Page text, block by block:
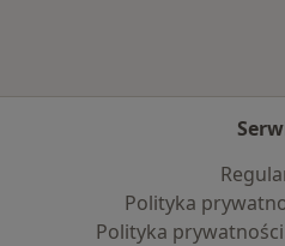
Polityka
Polityka